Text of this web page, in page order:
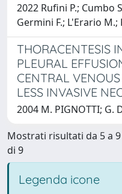
2022 Rufini P.; Cumbo
Germini F.; L'Erario M.;
THORACENTESIS
PLEURAL
CENTRAL
LESS INVASIVE
2004 M. PIGNOTTI; G.
Mostrati risultati da 5 a 9
di 9
Legenda icone